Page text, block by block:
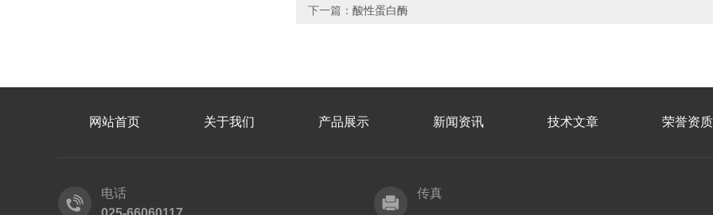
下一篇： 酸性蛋白酶
网站首页 关于我们 产品展示 新闻资讯 技术文章 荣誉资质
电话
传真